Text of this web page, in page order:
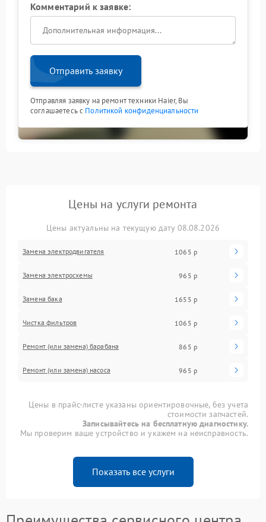
Комментарий к заявке:
Отправить заявку
Отправляя заявку на ремонт техники Haier, Вы
соглашаетесь с Политикой конфиденциальности
Цены на услуги ремонта
Цены актуальны на текущую дату 08.08.2026
Замена электродвигателя 1065 р
Замена электросхемы 965 р
Замена бака 1655 р
Чистка фильтров 1065 р
Ремонт (или замена) барабана 865 р
Ремонт (или замена) насоса 965 р
Цены в прайс-листе указаны ориентировочные, без учета
стоимости запчастей.
Записывайтесь на бесплатную диагностику.
Мы проверим ваше устройство и укажем на неисправность.
Показать все услуги